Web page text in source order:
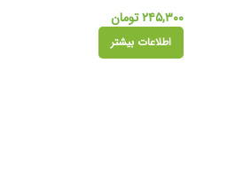
۲۴۵,۳۰۰تومان
اطلاعات بیشتر